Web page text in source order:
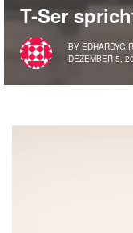
T-Ser
BY
DEZEMBER 5,